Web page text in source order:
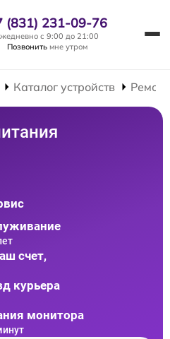
(831) 231-09-76
с 9:00 до 21:00
Позвонить мне утром
Каталог устройств
счет,
курьера
монитора